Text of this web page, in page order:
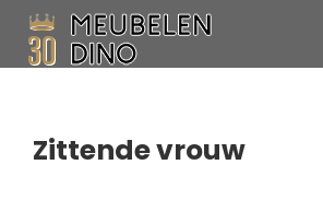
Zittende vrouw